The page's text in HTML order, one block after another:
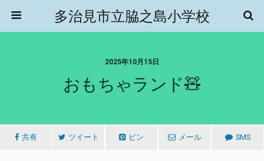
多治見市立脇之島小学校
2025年10月15日
おもちゃランド🧸
共有 ツイート ピン メール SMS